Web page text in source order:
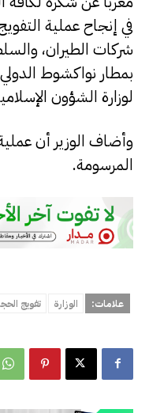
في إنجاح عملية
شركات الطيران،
بمطار نواكشوط
لوزارة الشؤون
وأضاف الوزير أن
المرسومة.
علامات: الوزارة تفويج